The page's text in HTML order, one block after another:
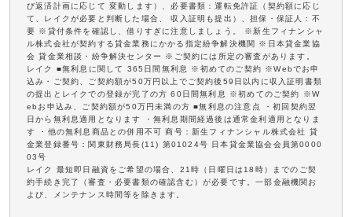
び返済計画に応じて 変動します）、必要書類：運転免許証（契約額に応じ
て、レイクが必要と判断した場合、 収入証明も提出）、担保・保証人：不
要 ※貸付条件を確認し、借りすぎに注意しましょう。 ※新生フィナンシャ
ル株式会社が契約する貸金業務にかかる指定紛争解決機関 ※日本貸金業協
会 貸金業相談・紛争解決センター ※ご契約には所定の審査があります。
レイク ■無利息に関して 365日間無利息 ※初めてのご契約 ※Webでお申
込み・ご契約、ご契約額が50万円以上でご契約後59日以内に収入証明書類
の提出とレイクでの登録が完了の方 60日間無利息 ※初めてのご契約 ※W
ebお申込み、ご契約額が50万円未満の方 ■無利息の注意点 ・初回契約翌
日から無利息適用となります ・無利息期間経過後は通常金利適用となりま
す ・他の無利息商品との併用不可 商号：新生フィナンシャル株式会社 貸
金業登録番号：関東財務局長(11) 第01024号 日本貸金業協会会員第0000
03号
レイク 最短即日融資をご希望の場合、21時（日曜日は18時）までのご契
約手続き完了（審査・必要書類の確認含む）が必要です。一部金融機関お
よび、メンテナンス時間等を除きます。